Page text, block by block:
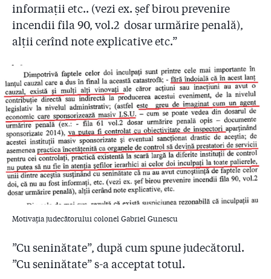
informaţii etc.. (vezi ex. şef birou prevenire
incendii fila 90, vol.2 dosar urmărire penală),
alţii cerînd note explicative etc.”
Motivația judecătorului colonel Gabriel Gunescu
”Cu seninătate”, după cum spune judecătorul.
”Cu seninătate” s-a acceptat totul.